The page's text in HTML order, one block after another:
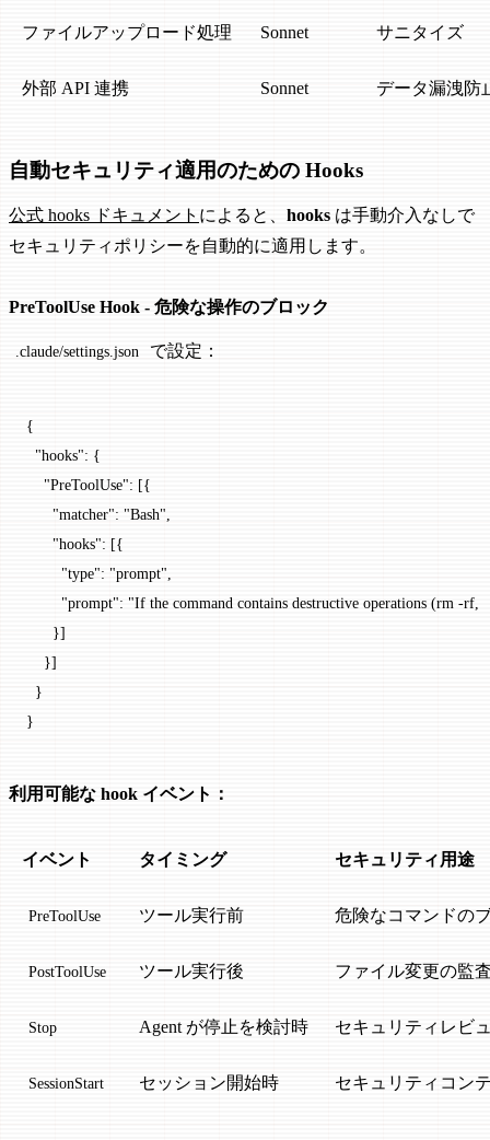
ファイルアップロード処理 Sonnet サニタイズ
外部 API 連携 Sonnet データ漏洩防
自動セキュリティ適用のための Hooks
公式 hooks ドキュメント によると、 hooks は手動介入なしで
セキュリティポリシーを自動的に適用します。
PreToolUse Hook - 危険な操作のブロック
.claude/settings.json で設定：
{
  "hooks"
: {
    "PreToolUse"
: [{
      "matcher"
: "Bash",
      "hooks"
: [{
        "type"
: "prompt",
        "prompt"
: "If the command contains destructive operations (rm -
      }]
    }]
  }
}
利用可能な hook イベント：
イベント タイミング セキュリティ用途
PreToolUse ツール実行前 危険なコマンドの
PostToolUse ツール実行後 ファイル変更の監
Stop Agent が停止を検討時 セキュリティレビ
SessionStart セッション開始時 セキュリティコン